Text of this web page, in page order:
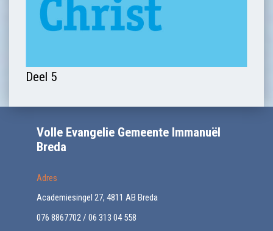
Deel 5
Volle Evangelie Gemeente Immanuël
Breda
Adres
Academiesingel 27, 4811 AB Breda
076 8867702 / 06 313 04 558